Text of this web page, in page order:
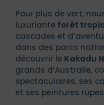
Pour plus de vert,
luxuriante forêt
cascades et
dans des parcs
découvrir le Kakadu
grands d’Australie,
spectaculaires, ses
et ses peintures